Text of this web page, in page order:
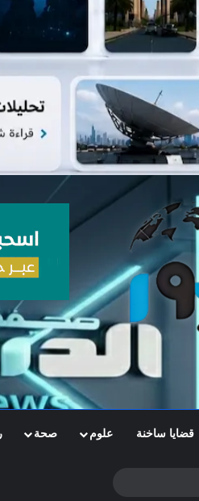
قضايا ساخنة علوم صحة